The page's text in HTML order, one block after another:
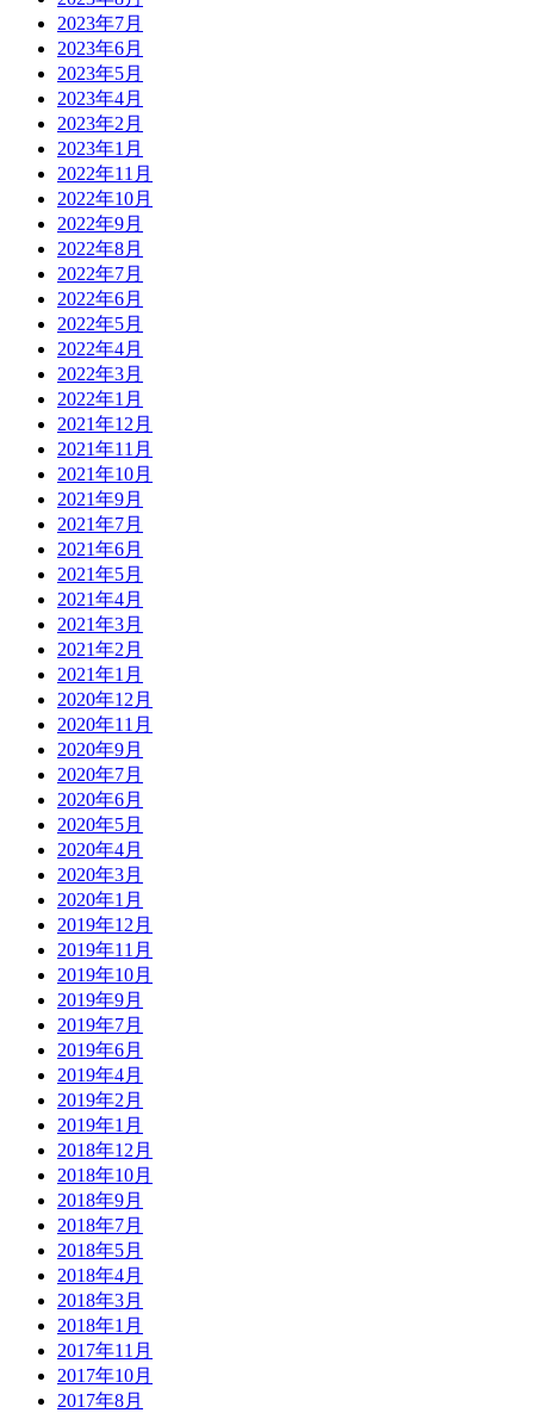
2023年7月
2023年6月
2023年5月
2023年4月
2023年2月
2023年1月
2022年11月
2022年10月
2022年9月
2022年8月
2022年7月
2022年6月
2022年5月
2022年4月
2022年3月
2022年1月
2021年12月
2021年11月
2021年10月
2021年9月
2021年7月
2021年6月
2021年5月
2021年4月
2021年3月
2021年2月
2021年1月
2020年12月
2020年11月
2020年9月
2020年7月
2020年6月
2020年5月
2020年4月
2020年3月
2020年1月
2019年12月
2019年11月
2019年10月
2019年9月
2019年7月
2019年6月
2019年4月
2019年2月
2019年1月
2018年12月
2018年10月
2018年9月
2018年7月
2018年5月
2018年4月
2018年3月
2018年1月
2017年11月
2017年10月
2017年8月